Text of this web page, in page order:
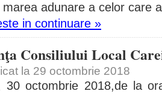
adunare a celor care
in continuare »
Consiliului Local
la 29 octombrie 2018
30 octombrie 2018,de la